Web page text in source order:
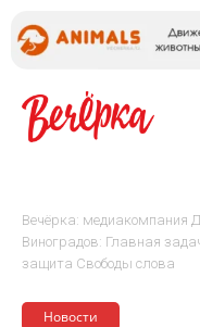
Вечёрка: медиакомпания
Виноградов: Главная
защита Свободы слова
Новости